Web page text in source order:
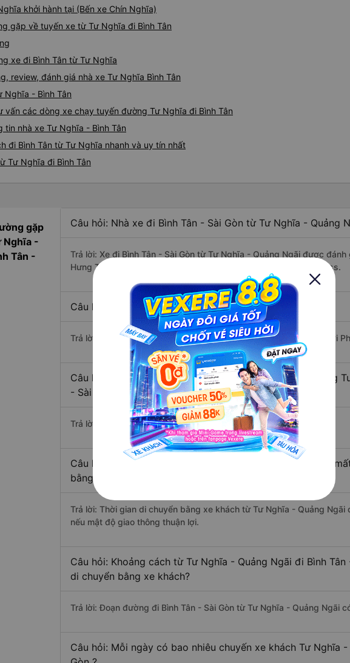
khởi hành tại (Bến xe Chín Nghĩa)
gặp về tuyến xe từ Tư Nghĩa đi Bình Tân
xe đi Bình Tân từ Tư Nghĩa
review, đánh giá nhà xe Tư Nghĩa Bình Tân
Nghĩa - Bình Tân
vấn các dòng xe chạy tuyến đường Tư Nghĩa đi Bình Tân
tin nhà xe Tư Nghĩa - Bình Tân
đi Bình Tân từ Tư Nghĩa nhanh và uy tín nhất
Tư Nghĩa đi Bình Tân
gặp
Nghĩa -
Tân -
Câu hỏi: Nhà xe đi Bình Tân - Sài Gòn từ Tư Nghĩa - Quảng
Trả lời: Xe đi Bình Tân - Sài Gòn từ Tư Nghĩa - Quảng Ngãi được
Hưng Thịnh (Quảng Ngãi), Tuấn Tú Express, Mười Phương Express.
Câu hỏi: Xe nào đi Bình Tân - Sài Gòn có giá rẻ nhất?
Trả lời: Vé xe rẻ nhất có mức giá là 450.000 đồng của nhà xe Mười
Câu hỏi: Có bao nhiêu nhà xe đang khai thác tuyến đường
- Sài Gòn ?
Trả lời: Hiện tại có 4 nhà xe khai thác tuyến đường.
Câu hỏi: Từ Tư Nghĩa - Quảng Ngãi đi Bình Tân - Sài Gòn
bằng xe khách?
Trả lời: Thời gian di chuyển bằng xe khách từ Tư Nghĩa - Quảng Ngãi
nếu mật độ giao thông thuận lợi.
Câu hỏi: Khoảng cách từ Tư Nghĩa - Quảng Ngãi đi Bình
di chuyển bằng xe khách?
Trả lời: Đoạn đường đi Bình Tân - Sài Gòn từ Tư Nghĩa - Quảng Ngãi
Câu hỏi: Mỗi ngày có bao nhiêu chuyến xe khách Tư Nghĩa